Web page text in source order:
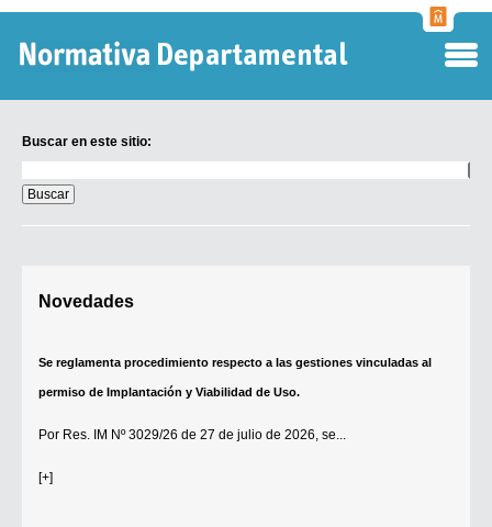
Buscar en este sitio:
en
este
sitio:
Novedades
Se reglamenta procedimiento respecto a las gestiones vinculadas al
permiso de Implantación y Viabilidad de Uso.
Por Res. IM Nº 3029/26 de 27 de julio de 2026, se...
[+]